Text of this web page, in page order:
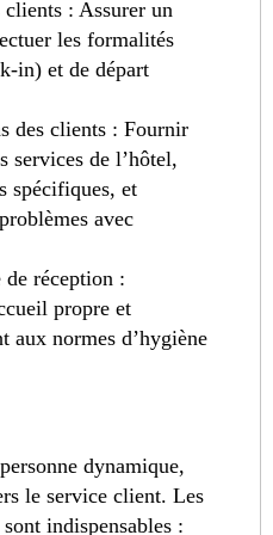
: Assurer un
les formalités
in) et de départ
des clients : Fournir
services de l’hôtel,
spécifiques, et
avec
de réception :
propre et
aux normes d’hygiène
dynamique,
le service client. Les
indispensables :